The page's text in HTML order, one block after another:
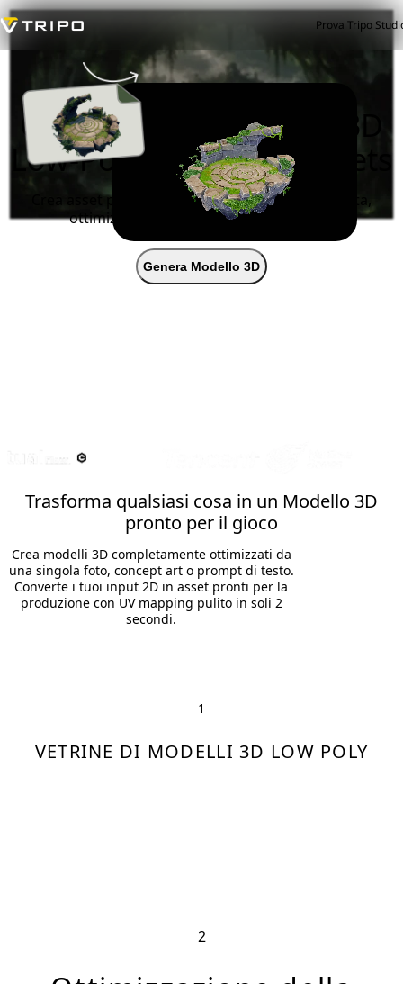
Prova Tripo
Generatore di Modelli 3D
Low-Poly per Game Assets
Crea asset pronti per il gioco con topologia pulita,
ottimizzata per Unity, Unreal e Blender.
Genera Modello 3D
Trasforma qualsiasi cosa in un Modello 3D
pronto per il gioco
Crea modelli 3D completamente ottimizzati da
una singola foto, concept art o prompt di testo.
Converte i tuoi input 2D in asset pronti per la
produzione con UV mapping pulito in soli 2
secondi.
1
VETRINE DI MODELLI 3D LOW POLY
2